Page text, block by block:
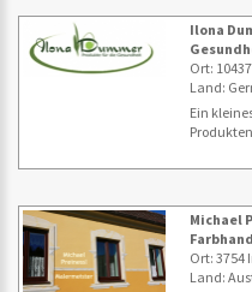
Ilona
Ort:
Land:
Ein
Produkten
Michael
Ort: 3754
Land: